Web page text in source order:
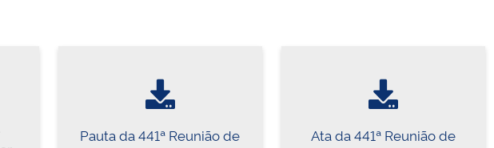
Pauta da 441ª Reunião de
Ata da 441ª Reunião de